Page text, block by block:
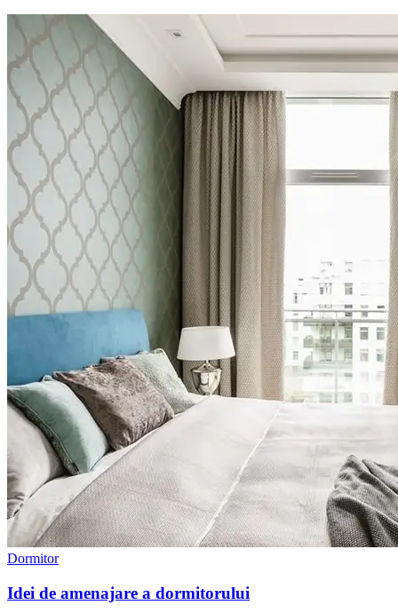
Dormitor
Idei de amenajare a dormitorului